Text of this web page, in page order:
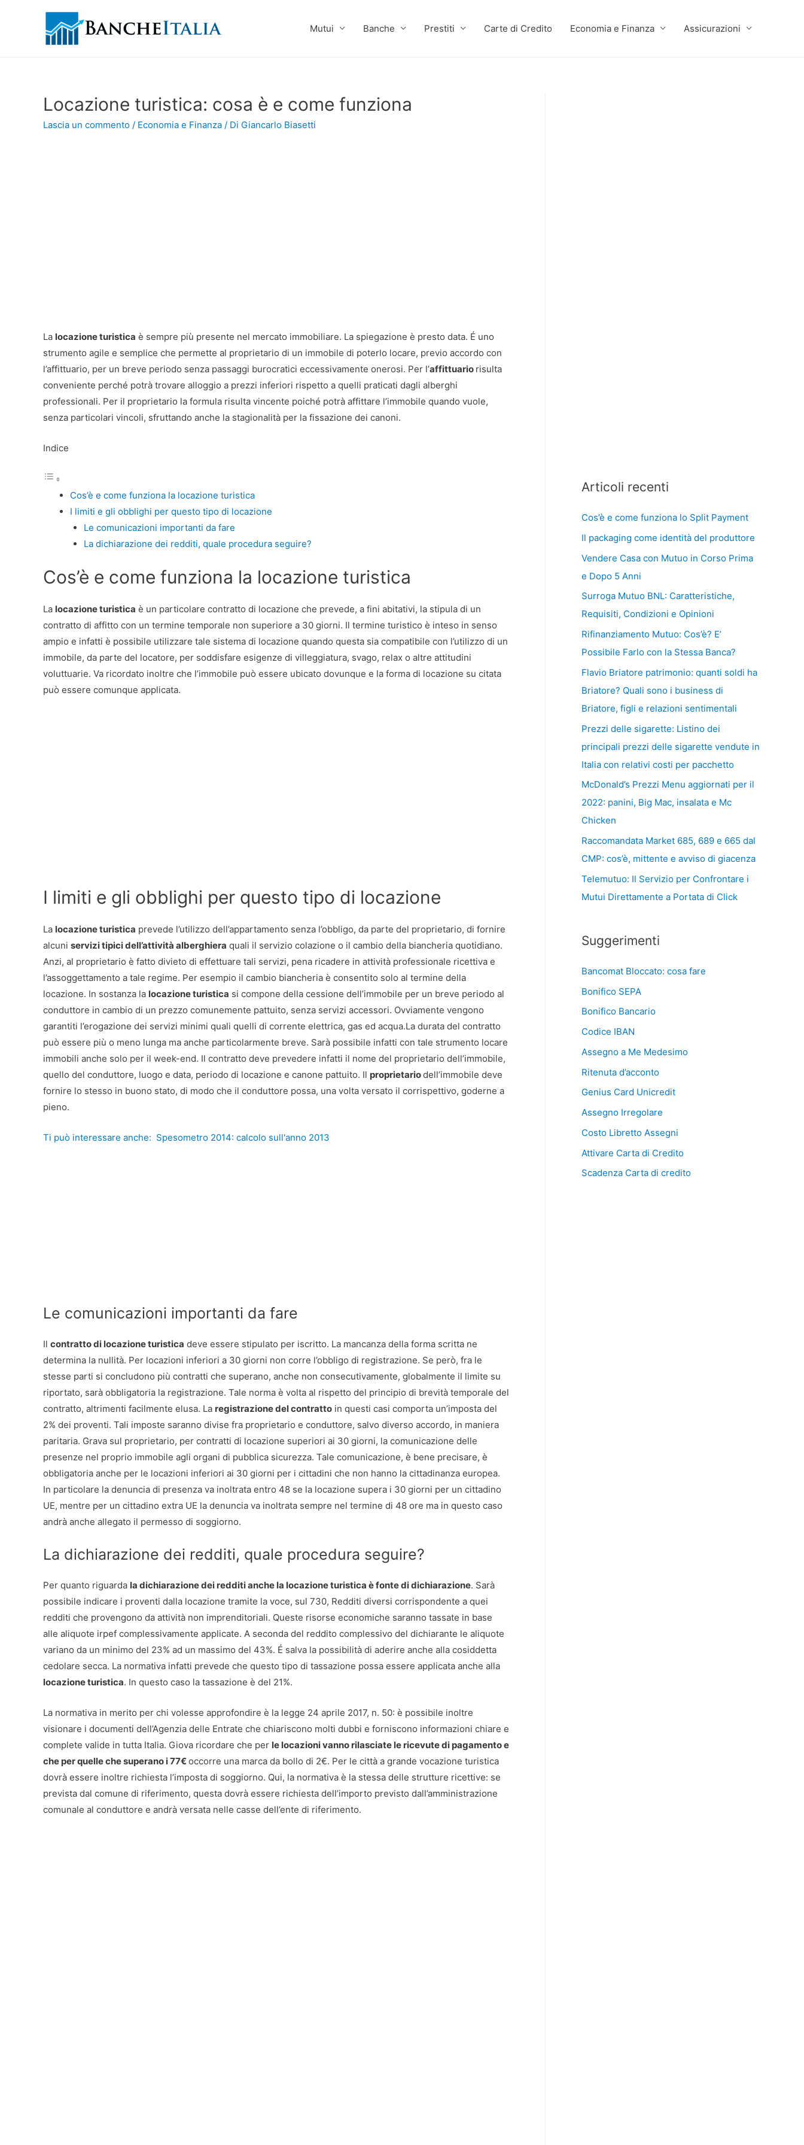
Mutui Banche Prestiti Carte di Credito Economia e Finanza Assicurazioni
Locazione turistica: cosa è e come funziona
Lascia un commento / Economia e Finanza / Di Giancarlo Biasetti
La locazione turistica è sempre più presente nel mercato immobiliare. La spiegazione è presto data. É uno
strumento agile e semplice che permette al proprietario di un immobile di poterlo locare, previo accordo con
l’affittuario, per un breve periodo senza passaggi burocratici eccessivamente onerosi. Per l’affittuario risulta
conveniente perché potrà trovare alloggio a prezzi inferiori rispetto a quelli praticati dagli alberghi
professionali. Per il proprietario la formula risulta vincente poiché potrà affittare l’immobile quando vuole,
senza particolari vincoli, sfruttando anche la stagionalità per la fissazione dei canoni.
Indice
Cos’è e come funziona la locazione turistica
I limiti e gli obblighi per questo tipo di locazione
Le comunicazioni importanti da fare
La dichiarazione dei redditi, quale procedura seguire?
Cos’è e come funziona la locazione turistica
La locazione turistica è un particolare contratto di locazione che prevede, a fini abitativi, la stipula di un
contratto di affitto con un termine temporale non superiore a 30 giorni. Il termine turistico è inteso in senso
ampio e infatti è possibile utilizzare tale sistema di locazione quando questa sia compatibile con l’utilizzo di un
immobile, da parte del locatore, per soddisfare esigenze di villeggiatura, svago, relax o altre attitudini
voluttuarie. Va ricordato inoltre che l’immobile può essere ubicato dovunque e la forma di locazione su citata
può essere comunque applicata.
I limiti e gli obblighi per questo tipo di locazione
La locazione turistica prevede l’utilizzo dell’appartamento senza l’obbligo, da parte del proprietario, di fornire
alcuni servizi tipici dell’attività alberghiera quali il servizio colazione o il cambio della biancheria quotidiano.
Anzi, al proprietario è fatto divieto di effettuare tali servizi, pena ricadere in attività professionale ricettiva e
l’assoggettamento a tale regime. Per esempio il cambio biancheria è consentito solo al termine della
locazione. In sostanza la locazione turistica si compone della cessione dell’immobile per un breve periodo al
conduttore in cambio di un prezzo comunemente pattuito, senza servizi accessori. Ovviamente vengono
garantiti l’erogazione dei servizi minimi quali quelli di corrente elettrica, gas ed acqua.La durata del contratto
può essere più o meno lunga ma anche particolarmente breve. Sarà possibile infatti con tale strumento locare
immobili anche solo per il week-end. Il contratto deve prevedere infatti il nome del proprietario dell’immobile,
quello del conduttore, luogo e data, periodo di locazione e canone pattuito. Il proprietariodell’immobile deve
fornire lo stesso in buono stato, di modo che il conduttore possa, una volta versato il corrispettivo, goderne a
pieno.
Ti può interessare anche: Spesometro 2014: calcolo sull'anno 2013
Le comunicazioni importanti da fare
Il contratto di locazione turistica deve essere stipulato per iscritto. La mancanza della forma scritta ne
determina la nullità. Per locazioni inferiori a 30 giorni non corre l’obbligo di registrazione. Se però, fra le
stesse parti si concludono più contratti che superano, anche non consecutivamente, globalmente il limite su
riportato, sarà obbligatoria la registrazione. Tale norma è volta al rispetto del principio di brevità temporale del
contratto, altrimenti facilmente elusa. La registrazione del contratto in questi casi comporta un’imposta del
2% dei proventi. Tali imposte saranno divise fra proprietario e conduttore, salvo diverso accordo, in maniera
paritaria. Grava sul proprietario, per contratti di locazione superiori ai 30 giorni, la comunicazione delle
presenze nel proprio immobile agli organi di pubblica sicurezza. Tale comunicazione, è bene precisare, è
obbligatoria anche per le locazioni inferiori ai 30 giorni per i cittadini che non hanno la cittadinanza europea.
In particolare la denuncia di presenza va inoltrata entro 48 se la locazione supera i 30 giorni per un cittadino
UE, mentre per un cittadino extra UE la denuncia va inoltrata sempre nel termine di 48 ore ma in questo caso
andrà anche allegato il permesso di soggiorno.
La dichiarazione dei redditi, quale procedura seguire?
Per quanto riguarda la dichiarazione dei redditi anche la locazione turistica è fonte di dichiarazione. Sarà
possibile indicare i proventi dalla locazione tramite la voce, sul 730, Redditi diversi corrispondente a quei
redditi che provengono da attività non imprenditoriali. Queste risorse economiche saranno tassate in base
alle aliquote irpef complessivamente applicate. A seconda del reddito complessivo del dichiarante le aliquote
variano da un minimo del 23% ad un massimo del 43%. É salva la possibilità di aderire anche alla cosiddetta
cedolare secca. La normativa infatti prevede che questo tipo di tassazione possa essere applicata anche alla
locazione turistica. In questo caso la tassazione è del 21%.
La normativa in merito per chi volesse approfondire è la legge 24 aprile 2017, n. 50: è possibile inoltre
visionare i documenti dell’Agenzia delle Entrate che chiariscono molti dubbi e forniscono informazioni chiare e
complete valide in tutta Italia. Giova ricordare che per le locazioni vanno rilasciate le ricevute di pagamento e
che per quelle che superano i 77€occorre una marca da bollo di 2€. Per le città a grande vocazione turistica
dovrà essere inoltre richiesta l’imposta di soggiorno. Qui, la normativa è la stessa delle strutture ricettive: se
prevista dal comune di riferimento, questa dovrà essere richiesta dell’importo previsto dall’amministrazione
comunale al conduttore e andrà versata nelle casse dell’ente di riferimento.
Articoli recenti
Cos’è e come funziona lo Split Payment
Il packaging come identità del produttore
Vendere Casa con Mutuo in Corso Prima
e Dopo 5 Anni
Surroga Mutuo BNL: Caratteristiche,
Requisiti, Condizioni e Opinioni
Rifinanziamento Mutuo: Cos’è? E’
Possibile Farlo con la Stessa Banca?
Flavio Briatore patrimonio: quanti soldi ha
Briatore? Quali sono i business di
Briatore, figli e relazioni sentimentali
Prezzi delle sigarette: Listino dei
principali prezzi delle sigarette vendute in
Italia con relativi costi per pacchetto
McDonald’s Prezzi Menu aggiornati per il
2022: panini, Big Mac, insalata e Mc
Chicken
Raccomandata Market 685, 689 e 665 dal
CMP: cos’è, mittente e avviso di giacenza
Telemutuo: Il Servizio per Confrontare i
Mutui Direttamente a Portata di Click
Suggerimenti
Bancomat Bloccato: cosa fare
Bonifico SEPA
Bonifico Bancario
Codice IBAN
Assegno a Me Medesimo
Ritenuta d’acconto
Genius Card Unicredit
Assegno Irregolare
Costo Libretto Assegni
Attivare Carta di Credito
Scadenza Carta di credito